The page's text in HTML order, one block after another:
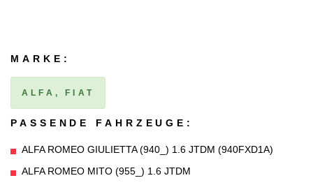
MARKE:
ALFA, FIAT
PASSENDE FAHRZEUGE:
ALFA ROMEO GIULIETTA (940_) 1.6 JTDM (940FXD1A)
ALFA ROMEO MITO (955_) 1.6 JTDM